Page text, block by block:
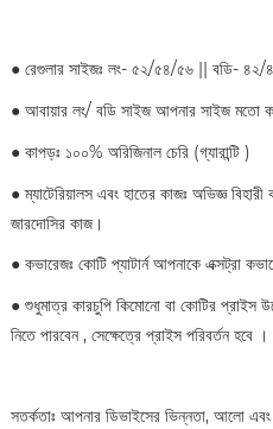
●রেগুলার সাইজঃ লং- ৫২/৫৪/৫৬ || বডি- ৪২/
●আবায়ার লং/ বডি সাইজ আপনার সাইজ মতো
●কাপড়ঃ ১০০% অরিজিনাল চেরি (গ্যারান্টি )
●ম্যাটেরিয়ালস এবং হাতের কাজঃ অভিজ্ঞ
জারদোসির কাজ।
●কভারেজঃ কোটি প্যাটার্ন আপনাকে এক্সট্রা
●শুধুমাত্র কারচুপি কিমোনো বা কোটির
নিতে পারবেন , সেক্ষেত্রে প্রাইস পরিবর্তন হবে ।
সতর্কতাঃ আপনার ডিভাইসের ভিন্নতা, আলো এবং